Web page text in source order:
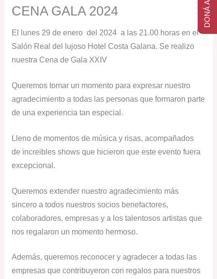
CENA GALA 2024
El lunes 29 de enero del 2024 a las 21.00 horas en el
Salón Real del lujoso Hotel Costa Galana. Se realizo
nuestra Cena de Gala XXIV
Queremos tomar un momento para expresar nuestro
agradecimiento a todas las personas que formaron parte
de una experiencia tan especial.
Lleno de momentos de música y risas, acompañados
de increibles shows que hicieron que este evento fuera
excepcional.
Queremos extender nuestro agradecimiento más
sincero a todos nuestros socios benefactores,
colaboradores, empresas y a los talentosos artistas que
nos regalaron un momento hermoso.
Además, queremos reconocer y agradecer a todas las
empresas que contribuyeron con regalos para nuestros